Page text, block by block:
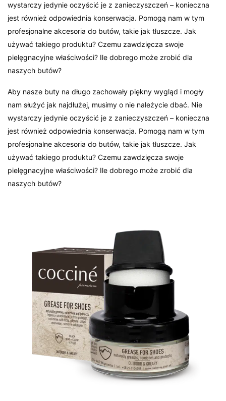
wystarczy jedynie oczyścić je z zanieczyszczeń – konieczna
jest również odpowiednia konserwacja. Pomogą nam w tym
profesjonalne akcesoria do butów, takie jak tłuszcze. Jak
używać takiego produktu? Czemu zawdzięcza swoje
pielęgnacyjne właściwości? Ile dobrego może zrobić dla
naszych butów?
Aby nasze buty na długo zachowały piękny wygląd i mogły
nam służyć jak najdłużej, musimy o nie należycie dbać. Nie
wystarczy jedynie oczyścić je z zanieczyszczeń – konieczna
jest również odpowiednia konserwacja. Pomogą nam w tym
profesjonalne akcesoria do butów, takie jak tłuszcze. Jak
używać takiego produktu? Czemu zawdzięcza swoje
pielęgnacyjne właściwości? Ile dobrego może zrobić dla
naszych butów?